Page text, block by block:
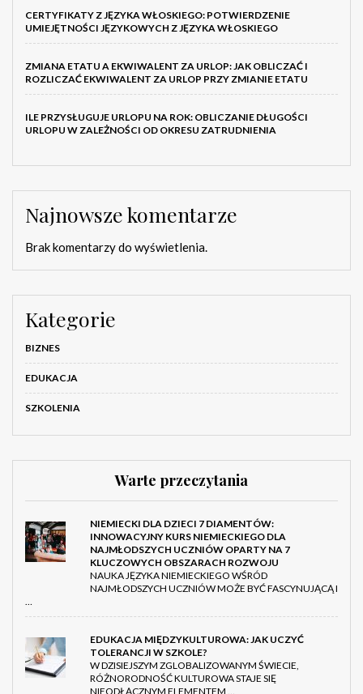
CERTYFIKATY Z JĘZYKA WŁOSKIEGO: POTWIERDZENIE
UMIEJĘTNOŚCI JĘZYKOWYCH Z JĘZYKA WŁOSKIEGO
ZMIANA ETATU A EKWIWALENT ZA URLOP: JAK OBLICZAĆ I
ROZLICZAĆ EKWIWALENT ZA URLOP PRZY ZMIANIE ETATU
ILE PRZYSŁUGUJE URLOPU NA ROK: OBLICZANIE DŁUGOŚCI
URLOPU W ZALEŻNOŚCI OD OKRESU ZATRUDNIENIA
Najnowsze komentarze
Brak komentarzy do wyświetlenia.
Kategorie
BIZNES
EDUKACJA
SZKOLENIA
Warte przeczytania
NIEMIECKI DLA DZIECI 7 DIAMENTÓW:
INNOWACYJNY KURS NIEMIECKIEGO DLA
NAJMŁODSZYCH UCZNIÓW OPARTY NA 7
KLUCZOWYCH OBSZARACH ROZWOJU
NAUKA JĘZYKA NIEMIECKIEGO WŚRÓD
NAJMŁODSZYCH UCZNIÓW MOŻE BYĆ FASCYNUJĄCĄ I
…
EDUKACJA MIĘDZYKULTUROWA: JAK UCZYĆ
TOLERANCJI W SZKOLE?
W DZISIEJSZYM ZGLOBALIZOWANYM ŚWIECIE,
RÓŻNORODNOŚĆ KULTUROWA STAJE SIĘ
NIEODŁĄCZNYM ELEMENTEM …